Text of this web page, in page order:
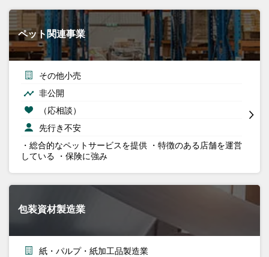
ペット関連事業
その他小売
非公開
（応相談）
先行き不安
・総合的なペットサービスを提供 ・特徴のある店舗を運営
している ・保険に強み
包装資材製造業
紙・パルプ・紙加工品製造業